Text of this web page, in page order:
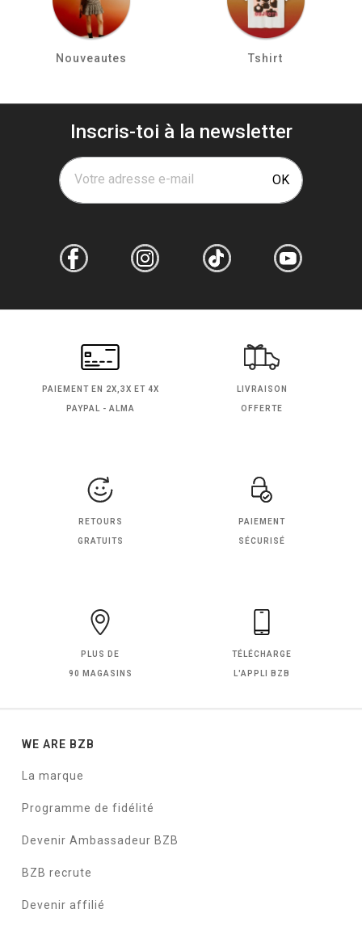
Nouveautes Tshirt
Inscris-toi à la newsletter
Votre adresse e-mail OK
PAIEMENT EN 2X,3X ET 4X
PAYPAL - ALMA
LIVRAISON
OFFERTE
RETOURS
GRATUITS
PAIEMENT
SÉCURISÉ
PLUS DE
90 MAGASINS
TÉLÉCHARGE
L'APPLI BZB
WE ARE BZB
La marque
Programme de fidélité
Devenir Ambassadeur BZB
BZB recrute
Devenir affilié